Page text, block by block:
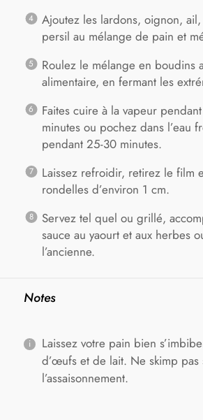
Ajoutez les lardons, oignon,
persil au mélange de pain et
Roulez le mélange en boudins
alimentaire, en fermant les
Faites cuire à la vapeur
minutes ou pochez dans l’eau
pendant 25-30 minutes.
Laissez refroidir, retirez le film
rondelles d’environ 1 cm.
Servez tel quel ou grillé,
sauce au yaourt et aux herbes
l’ancienne.
Notes
Laissez votre pain bien
d’œufs et de lait. Ne skimp pas
l’assaisonnement.